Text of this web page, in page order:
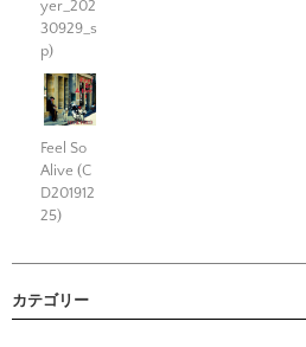
yer_202
30929_s
p)
Feel So
Alive (C
D201912
25)
カテゴリー